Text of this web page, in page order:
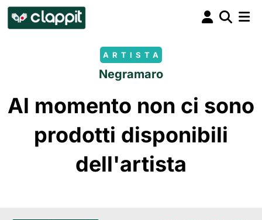
ARTISTA
Negramaro
Al momento non ci sono
prodotti disponibili
dell'artista